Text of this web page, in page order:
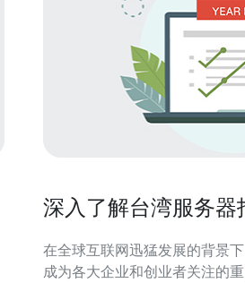
深入了解台湾服务器
在全球互联网迅猛发展的背景
成为各大企业和创业者关注的